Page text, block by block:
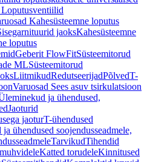
Loputusventiilid
Kahesüsteemne loputus
jaoksKahesüsteemne
loputus
Geberit FlowFitSüsteemitorud
MLSüsteemitorud
LiitmikudRedutseerijadPõlvedT-
Varuosad Sees asuv tsirkulatsioon
ja ühendused,
Jaoturid
jaoturT-ühendused
ühendused soojendusseadmele,
TarvikudTihendid
Katted torudeleKinnitused